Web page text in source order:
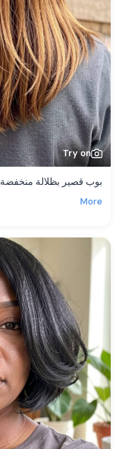
Try on
بوب قصير بظلالة منخفضة
More